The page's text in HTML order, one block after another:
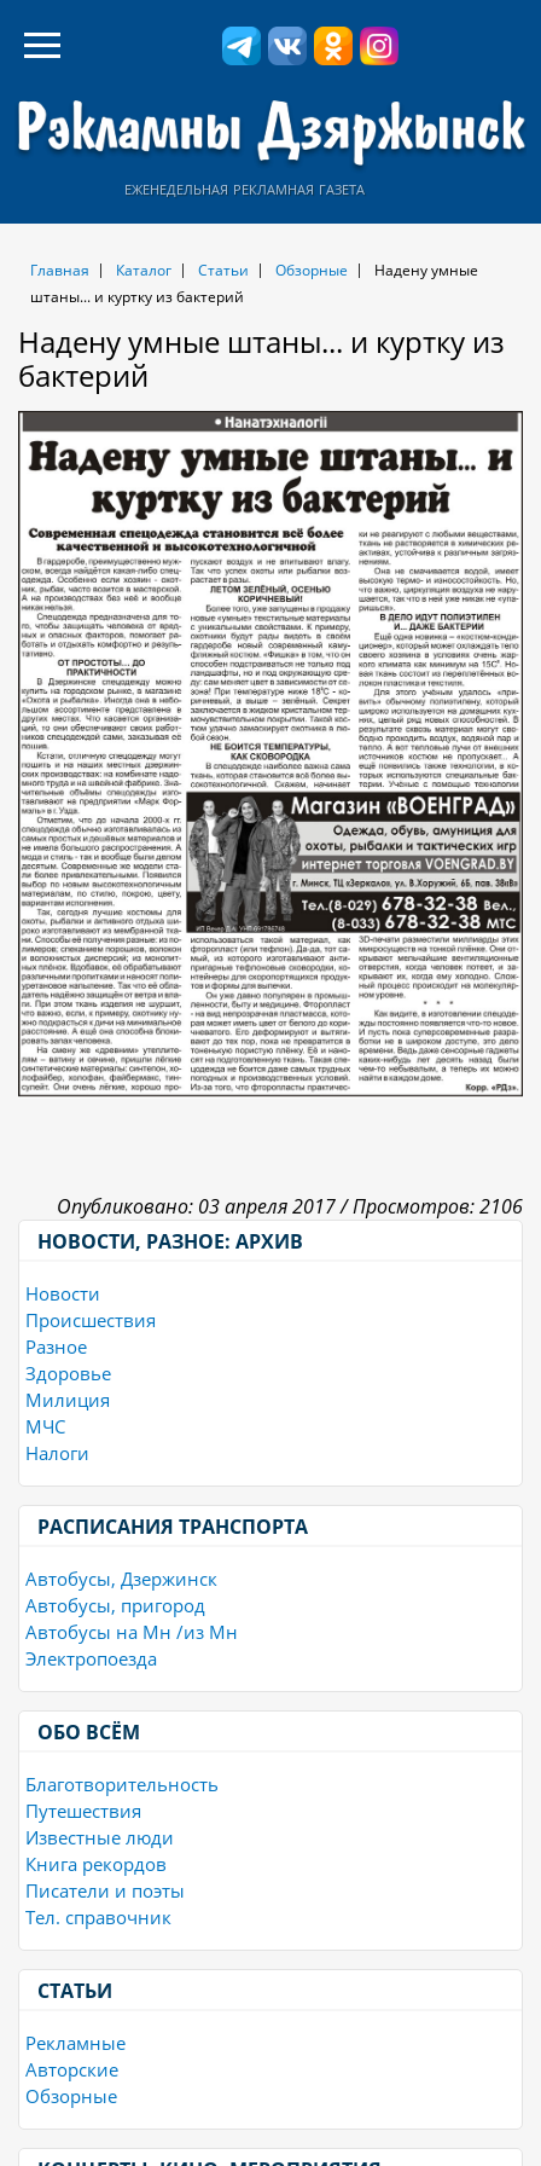
еженедельная рекламная газета
Главная Каталог Статьи Обзорные
Надену умные
штаны... и куртку из бактерий
Надену умные штаны... и куртку из
бактерий
Опубликовано: 03 апреля 2017 /Просмотров: 2106
НОВОСТИ, РАЗНОЕ: АРХИВ
Новости
Происшествия
Разное
Здоровье
Милиция
МЧС
Налоги
РАСПИСАНИЯ ТРАНСПОРТА
Автобусы, Дзержинск
Автобусы, пригород
Автобусы на Мн /из Мн
Электропоезда
ОБО ВСЁМ
Благотворительность
Путешествия
Известные люди
Книга рекордов
Писатели и поэты
Тел. справочник
СТАТЬИ
Рекламные
Авторские
Обзорные